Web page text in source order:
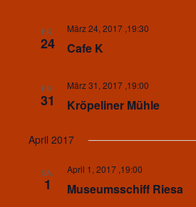
FR.
24 Cafe K
März 24, 2017 ,19:30
FR.
31 Kröpeliner Mühle
März 31, 2017 ,19:00
April 2017
SA.
1 Museumsschiff Riesa
April 1, 2017 ,19:00